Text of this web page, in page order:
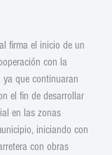
firma el inicio de un
con la
ya que continuaran
el fin de desarrollar
en las zonas
iniciando con
con obras